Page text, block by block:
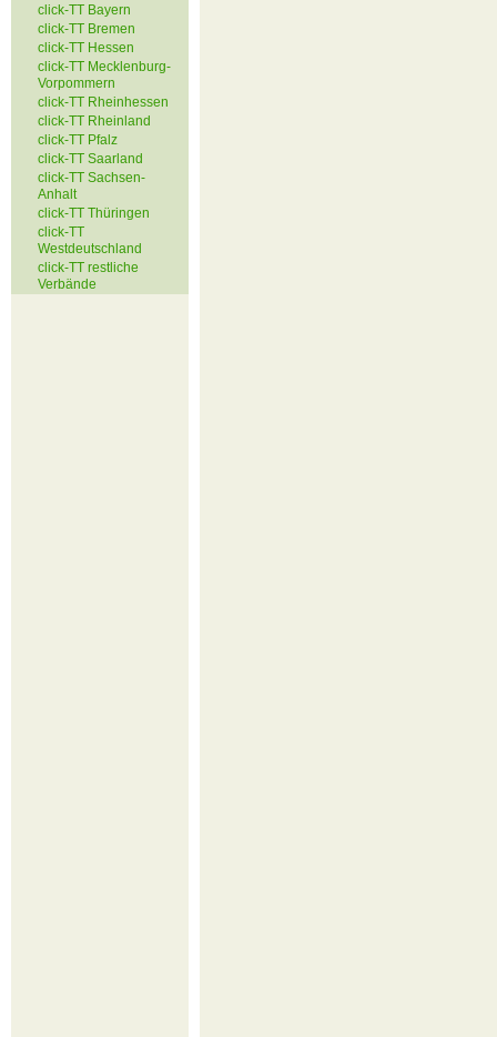
click-TT Bayern
click-TT Bremen
click-TT Hessen
click-TT Mecklenburg-
Vorpommern
click-TT Rheinhessen
click-TT Rheinland
click-TT Pfalz
click-TT Saarland
click-TT Sachsen-
Anhalt
click-TT Thüringen
click-TT
Westdeutschland
click-TT restliche
Verbände